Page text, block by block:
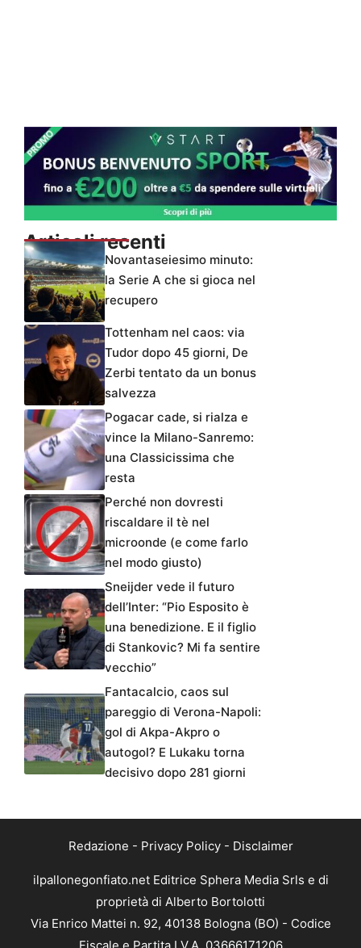
Articoli recenti
Novantaseiesimo minuto:
la Serie A che si gioca nel
recupero
Tottenham nel caos: via
Tudor dopo 45 giorni, De
Zerbi tentato da un bonus
salvezza
Pogacar cade, si rialza e
vince la Milano-Sanremo:
una Classicissima che
resta
Perché non dovresti
riscaldare il tè nel
microonde (e come farlo
nel modo giusto)
Sneijder vede il futuro
dell’Inter: “Pio Esposito è
una benedizione. E il figlio
di Stankovic? Mi fa sentire
vecchio”
Fantacalcio, caos sul
pareggio di Verona-Napoli:
gol di Akpa-Akpro o
autogol? E Lukaku torna
decisivo dopo 281 giorni
Redazione - Privacy Policy- Disclaimer
ilpallonegonfiato.net Editrice Sphera Media Srls e di
proprietà di Alberto Bortolotti
Via Enrico Mattei n. 92, 40138 Bologna (BO) - Codice